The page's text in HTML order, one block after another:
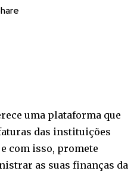
uma plataforma que
das instituições
com isso, promete
as suas finanças da